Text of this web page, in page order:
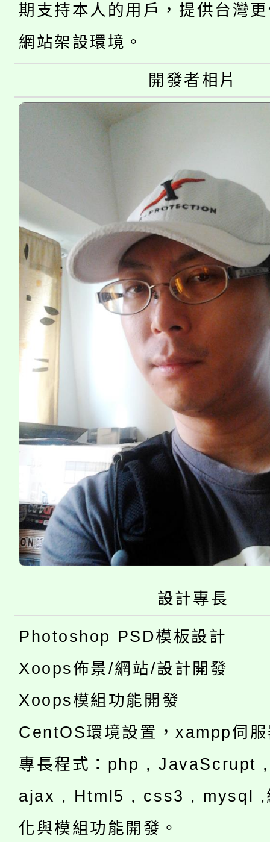
視費優惠，中低收入戶
半價優惠，詳情可洽有
大園自造教育及科技中
份教師增能研習
大溪自造教育及科技中
份教師研習
淨零綠生活教案入校路
會
115年食農教育專業人
期支持本人的用戶，提供台灣
網站架設環境。
開發者相片
設計專長
Photoshop PSD模板設計
Xoops佈景/網站/設計開發
Xoops模組功能開發
CentOS環境設置，xampp伺
專長程式：php , JavaScrupt
ajax , Html5 , css3 , mysql ,
化與模組功能開發。